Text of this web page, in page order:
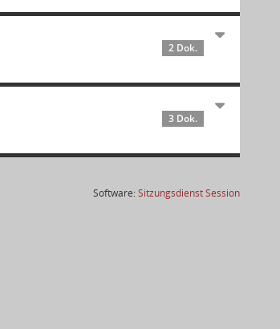
2 Dok.
3 Dok.
Software:SitzungsdienstSession(Wird in